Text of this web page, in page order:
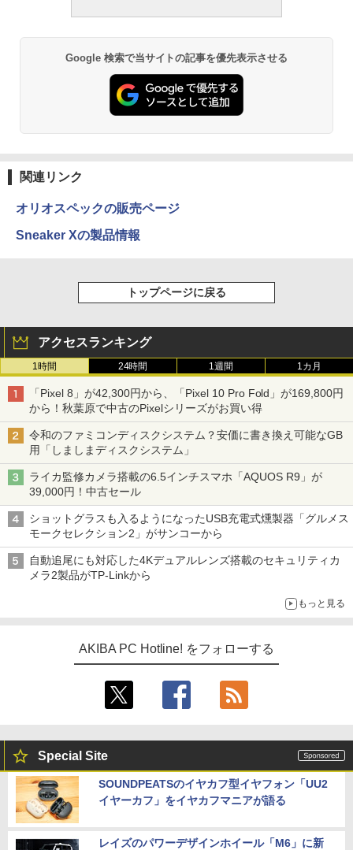
Google 検索で当サイトの記事を優先表示させる
関連リンク
オリオスペックの販売ページ
Sneaker Xの製品情報
トップページに戻る
アクセスランキング
1時間 24時間 1週間 1カ月
「Pixel 8」が42,300円から、「Pixel 10 Pro Fold」が169,800円
から！秋葉原で中古のPixelシリーズがお買い得
令和のファミコンディスクシステム？安価に書き換え可能なGB
用「しましまディスクシステム」
ライカ監修カメラ搭載の6.5インチスマホ「AQUOS R9」が
39,000円！中古セール
ショットグラスも入るようになったUSB充電式燻製器「グルメス
モークセレクション2」がサンコーから
自動追尾にも対応した4Kデュアルレンズ搭載のセキュリティカ
メラ2製品がTP-Linkから
もっと見る
AKIBA PC Hotline! をフォローする
Special Site
SOUNDPEATSのイヤカフ型イヤフォン「UU2
イヤーカフ」をイヤカフマニアが語る
レイズのパワーデザインホイール「M6」に新